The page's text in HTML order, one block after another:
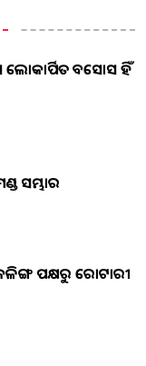
ଲୋକାର୍ପିତ ଅବସୋସ ହିଁ
ସମ୍ଭାର
ପକ୍ଷରୁ ରୋଟାରୀ